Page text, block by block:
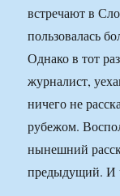
встречают в
пользовалась
Однако в тот
журналист,
ничего не
рубежом.
нынешний
предыдущий. И